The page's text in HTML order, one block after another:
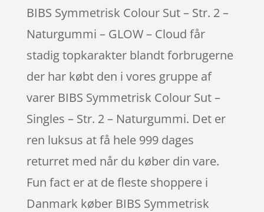
BIBS Symmetrisk Colour Sut – Str. 2 –
Naturgummi – GLOW – Cloud får
stadig topkarakter blandt forbrugerne
der har købt den i vores gruppe af
varer BIBS Symmetrisk Colour Sut –
Singles – Str. 2 – Naturgummi. Det er
ren luksus at få hele 999 dages
returret med når du køber din vare.
Fun fact er at de fleste shoppere i
Danmark køber BIBS Symmetrisk